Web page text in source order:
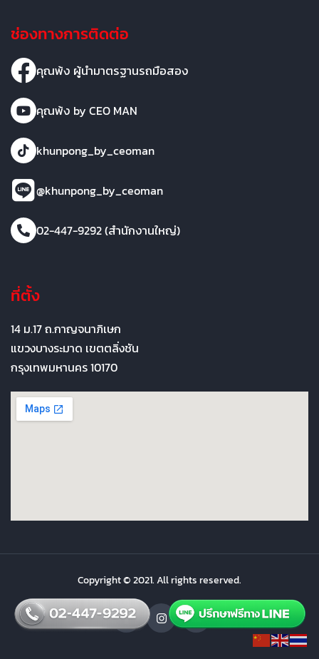
ช่องทางการติดต่อ
คุณพ้ง ผู้นำมาตรฐานรถมือสอง
คุณพ้ง by CEO MAN
khunpong_by_ceoman
@khunpong_by_ceoman
02-447-9292 (สำนักงานใหญ่)
ที่ตั้ง
14 ม.17 ถ.กาญจนาภิเษก
แขวงบางระมาด เขตตลิ่งชัน
กรุงเทพมหานคร 10170
Copyright © 2021. All rights reserved.